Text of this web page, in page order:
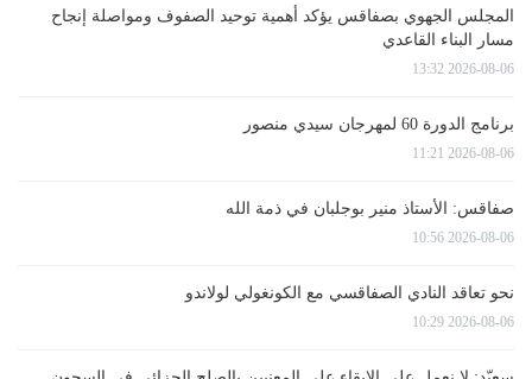
المجلس الجهوي بصفاقس يؤكد أهمية توحيد الصفوف ومواصلة إنجاح
مسار البناء القاعدي
2026-08-06 13:32
برنامج الدورة 60 لمهرجان سيدي منصور
2026-08-06 11:21
صفاقس: الأستاذ منير بوجلبان في ذمة الله
2026-08-06 10:56
نحو تعاقد النادي الصفاقسي مع الكونغولي لولاندو
2026-08-06 10:29